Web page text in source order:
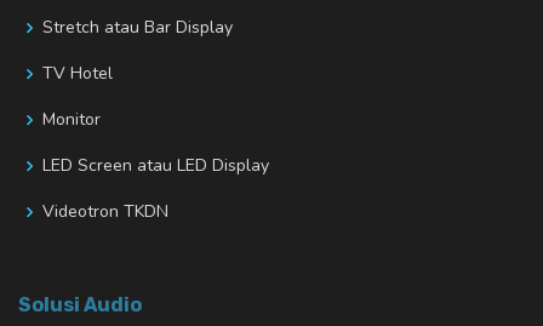
Stretch atau Bar Display
TV Hotel
Monitor
LED Screen atau LED Display
Videotron TKDN
Solusi Audio